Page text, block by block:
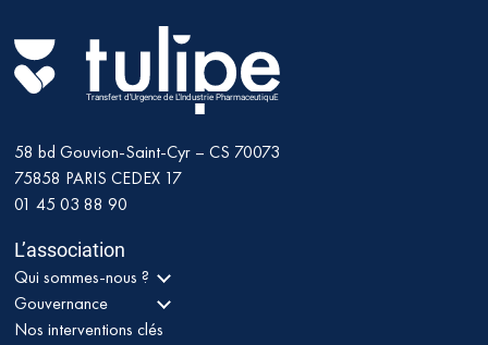
Transfert d'Urgence de L'Industrie PharmaceutiquE
58 bd Gouvion-Saint-Cyr – CS 70073
75858 PARIS CEDEX 17
01 45 03 88 90
L’association
Qui sommes-nous ?
Gouvernance
Nos interventions clés